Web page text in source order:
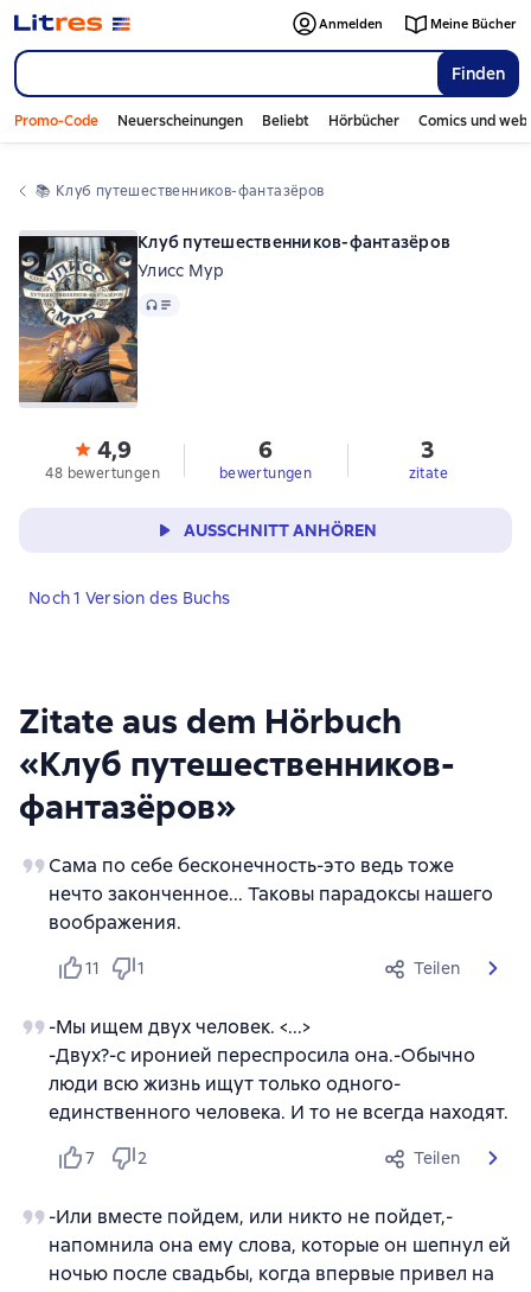
Finden
Anmelden Meine Bücher
Promo-Code Neuerscheinungen Beliebt Hörbücher Comics und
📚 Клуб путешественников-фантазёров
Zitate aus dem Hörbuch
«Клуб путешественников-
фантазёров»
Сама по себе бесконечность-это ведь тоже
нечто законченное... Таковы парадоксы нашего
воображения.
11 1 Teilen
-Мы ищем двух человек. <...>
-Двух?-с иронией переспросила она.-Обычно
люди всю жизнь ищут только одного-
единственного человека. И то не всегда находят.
7 2 Teilen
-Или вместе пойдем, или никто не пойдет,-
напомнила она ему слова, которые он шепнул ей
ночью после свадьбы, когда впервые привел на
Клуб путешественников-фантазёров
Улисс Мур
Audio
4,9
48 bewertungen
6
bewertungen
3
zitate
AUSSCHNITT ANHÖREN
Noch 1 Version des Buchs